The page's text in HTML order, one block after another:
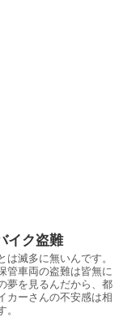
イク盗難
は滅多に無いんです。
管車両の盗難は皆無に
夢を見るんだから、都
カーさんの不安感は相